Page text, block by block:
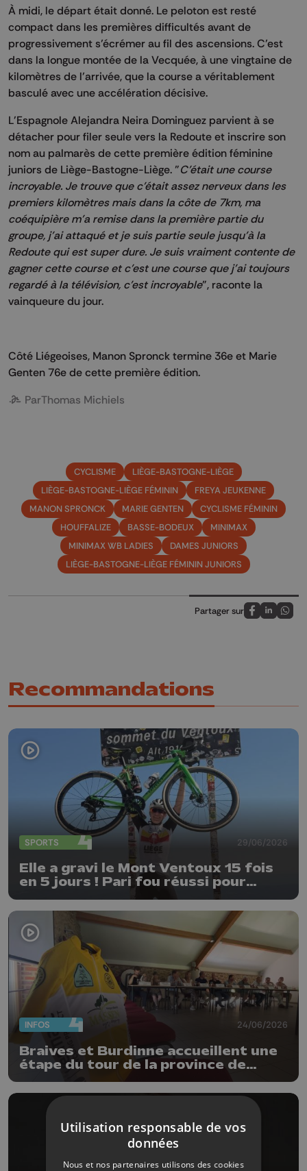
À midi, le départ était donné. Le peloton est resté
compact dans les premières difficultés avant de
progressivement s’écrémer au fil des ascensions. C’est
dans la longue montée de la Vecquée, à une vingtaine de
kilomètres de l’arrivée, que la course a véritablement
basculé avec une accélération décisive.
L'Espagnole Alejandra Neira Dominguez parvient à se
détacher pour filer seule vers la Redoute et inscrire son
nom au palmarès de cette première édition féminine
juniors de Liège-Bastogne-Liège. "C’était une course
incroyable. Je trouve que c’était assez nerveux dans les
premiers kilomètres mais dans la côte de 7km, ma
coéquipière m’a remise dans la première partie du
groupe, j’ai attaqué et je suis partie seule jusqu’à la
Redoute qui est super dure. Je suis vraiment contente de
gagner cette course et c’est une course que j’ai toujours
regardé à la télévision, c’est incroyable", raconte la
vainqueure du jour.
Côté Liégeoises, Manon Spronck termine 36e et Marie
Genten 76e de cette première édition.
ParThomas Michiels
CYCLISME
LIÈGE-BASTOGNE-LIÈGE
LIÈGE-BASTOGNE-LIÈGE FÉMININ
FREYA JEUKENNE
MANON SPRONCK
MARIE GENTEN
CYCLISME FÉMININ
HOUFFALIZE
BASSE-BODEUX
MINIMAX
MINIMAX WB LADIES
DAMES JUNIORS
LIÈGE-BASTOGNE-LIÈGE FÉMININ JUNIORS
Partager sur
Partagez sur
Partagez
Recommandations
SPORTS 29/06/2026
Elle a gravi le Mont Ventoux 15 fois
en 5 jours ! Pari fou réussi pour
INFOS 24/06/2026
Braives et Burdinne accueillent une
étape du tour de la province de
Liège
Utilisation responsable de vos
données
Nous et nos partenaires utilisons des cookies